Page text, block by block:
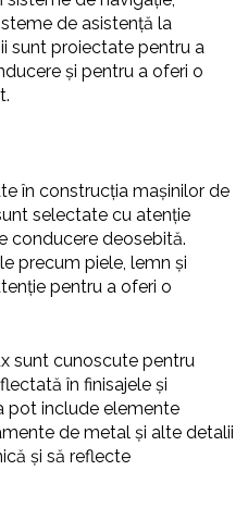
de asistență la
sunt proiectate pentru a
și pentru a oferi o
în construcția mașinilor de
selectate cu atenție
conducere deosebită.
precum piele, lemn și
pentru a oferi o
sunt cunoscute pentru
în finisajele și
pot include elemente
de metal și alte detalii
și să reflecte